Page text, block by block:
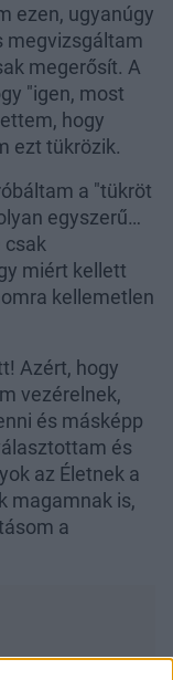
ezen, ugyanúgy
megvizsgáltam
megerősít. A
"igen, most
hogy
ezt tükrözik.
a "tükröt
egyszerű…
csak
miért kellett
kellemetlen
Azért, hogy
vezérelnek,
és másképp
és
az Életnek a
magamnak is,
a